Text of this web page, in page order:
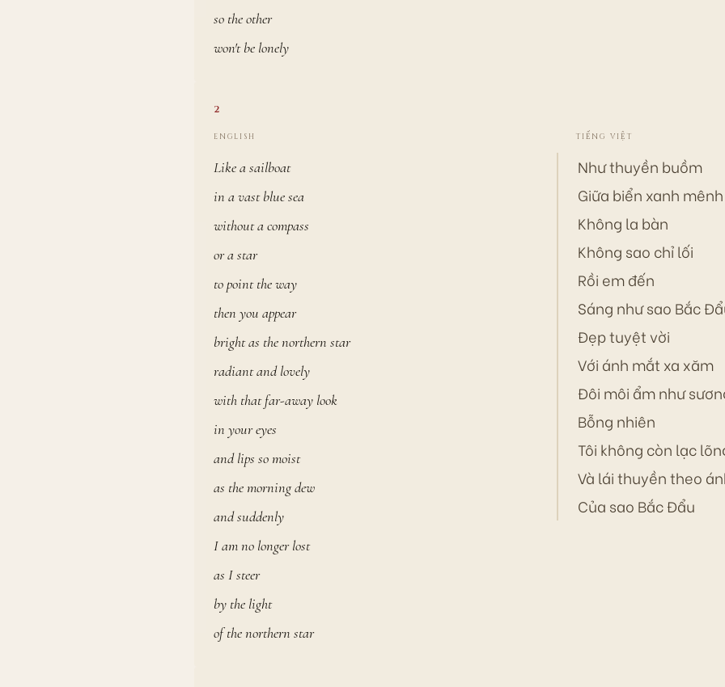
so the other
won't be lonely
2
ENGLISH
Like a sailboat
in a vast blue sea
without a compass
or a star
to point the way
then you appear
bright as the northern star
radiant and lovely
with that far-away look
in your eyes
and lips so moist
as the morning dew
and suddenly
I am no longer lost
as I steer
by the light
of the northern star
TIẾNG VIỆT
Như thuyền buồm
Giữa biển xanh
Không la bàn
Không sao chỉ lối
Rồi em đến
Sáng như sao Bắc
Đẹp tuyệt vời
Với ánh mắt xa xăm
Đôi môi ẩm như
Bỗng nhiên
Tôi không còn lạc
Và lái thuyền theo
Của sao Bắc Đẩu